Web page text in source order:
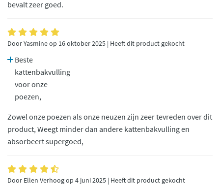
bevalt zeer goed.
Door Yasmine op 16 oktober 2025 | Heeft dit product gekocht
Beste
kattenbakvulling
voor onze
poezen,
Zowel onze poezen als onze neuzen zijn zeer tevreden over dit
product, Weegt minder dan andere kattenbakvulling en
absorbeert supergoed,
Door Ellen Verhoog op 4 juni 2025 | Heeft dit product gekocht